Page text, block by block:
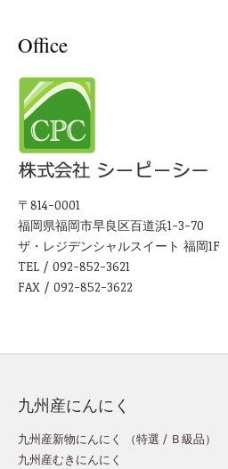
Office
〒814-0001
福岡県福岡市早良区百道浜1-3-70
ザ・レジデンシャルスイート 福岡1F
TEL / 092-852-3621
FAX / 092-852-3622
九州産にんにく
九州産新物にんにく （特選 / Ｂ級品）
九州産むきにんにく